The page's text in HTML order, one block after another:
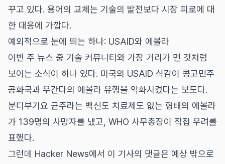
꾸고 있다. 용어의 교체는 기술의 발전보다 시장 피로에 대
한 대응에 가깝다.
예외적으로 눈에 띄는 하나: USAID와 에볼라
이번 주 뉴스 중 기술 커뮤니티와 가장 거리가 먼 것처럼
보이는 소식이 하나 있다. 미국의 USAID 삭감이 콩고민주
공화국과 우간다의 에볼라 유행을 악화시켰다는 보도다.
분디부기요 균주라는 백신도 치료제도 없는 형태의 에볼라
가 139명의 사망자를 냈고, WHO 사무총장이 직접 우려를
표했다.
그런데 Hacker News에서 이 기사의 댓글은 예상 밖으로